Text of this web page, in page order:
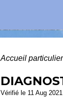
Accueil
Vérifié le 11 Aug